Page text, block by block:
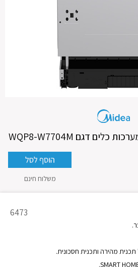
משלוח חינם
מק"ט
6473